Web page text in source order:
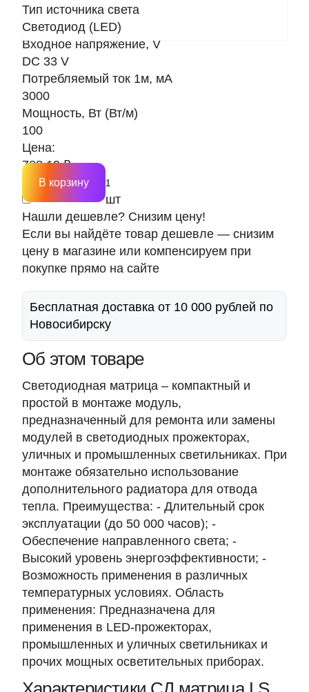
Тип источника света
Светодиод (LED)
Входное напряжение, V
DC 33 V
Потребляемый ток 1м, мА
3000
Мощность, Вт (Вт/м)
100
Цена:
788.19 ₽
шт
В корзину
Нашли дешевле? Снизим цену!
Если вы найдёте товар дешевле — снизим
цену в магазине или компенсируем при
покупке прямо на сайте
Бесплатная доставка от 10 000 рублей по
Новосибирску
Об этом товаре
Светодиодная матрица – компактный и
простой в монтаже модуль,
предназначенный для ремонта или замены
модулей в светодиодных прожекторах,
уличных и промышленных светильниках. При
монтаже обязательно использование
дополнительного радиатора для отвода
тепла. Преимущества: - Длительный срок
эксплуатации (до 50 000 часов); -
Обеспечение направленного света; -
Высокий уровень энергоэффективности; -
Возможность применения в различных
температурных условиях. Область
применения: Предназначена для
применения в LED-прожекторах,
промышленных и уличных светильниках и
прочих мощных осветительных приборах.